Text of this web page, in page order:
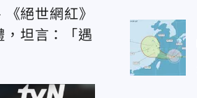
絕世網紅》
坦言：「遇